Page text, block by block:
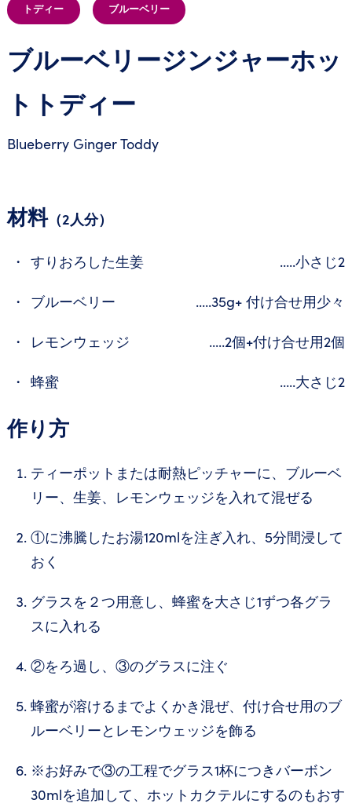
トディー ブルーベリー
ブルーベリージンジャーホッ
トトディー
Blueberry Ginger Toddy
材料（2人分）
すりおろした生姜 .....小さじ2
ブルーベリー .....35g+ 付け合せ用少々
レモンウェッジ .....2個+付け合せ用2個
蜂蜜 .....大さじ2
作り方
ティーポットまたは耐熱ピッチャーに、ブルーベ
リー、生姜、レモンウェッジを入れて混ぜる
①に沸騰したお湯120mlを注ぎ入れ、5分間浸して
おく
グラスを２つ用意し、蜂蜜を大さじ1ずつ各グラ
スに入れる
②をろ過し、③のグラスに注ぐ
蜂蜜が溶けるまでよくかき混ぜ、付け合せ用のブ
ルーベリーとレモンウェッジを飾る
※お好みで③の工程でグラス1杯につきバーボン
30mlを追加して、ホットカクテルにするのもおす